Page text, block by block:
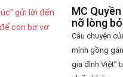
MC
nỡ lòng
Câu chuyện
mình gồng
gia đình Việt”